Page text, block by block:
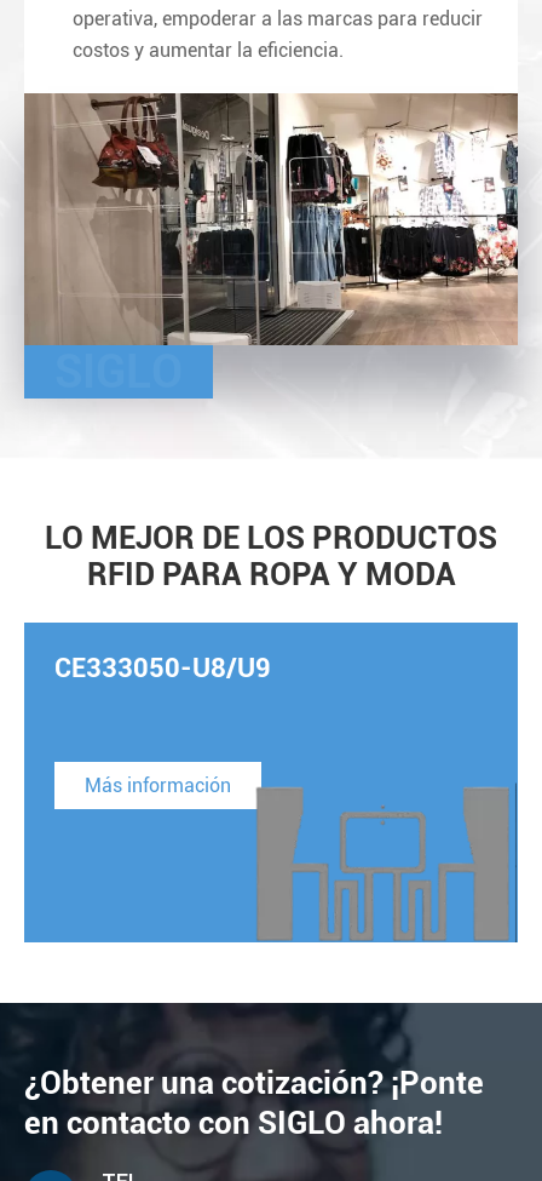
operativa, empoderar a las marcas para reducir
costos y aumentar la eficiencia.
LO MEJOR DE LOS PRODUCTOS
RFID PARA ROPA Y MODA
CE333050-U8/U9
Más información
¿Obtener una cotización? ¡Ponte
en contacto con SIGLO ahora!